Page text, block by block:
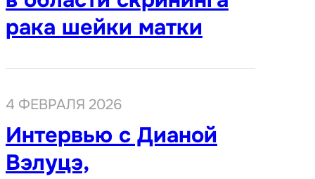
рака шейки матки
4 ФЕВРАЛЯ 2026
Интервью с Дианой
Вэлуцэ,